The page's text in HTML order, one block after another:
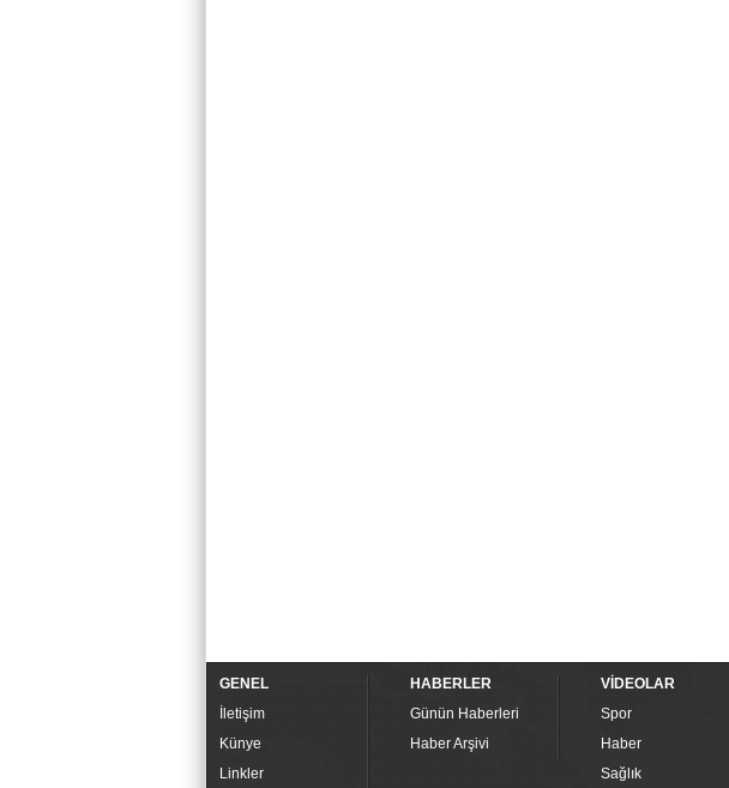
GENEL
İletişim
Künye
Linkler
HABERLER
Günün Haberleri
Haber Arşivi
VİDEOLAR
Spor
Haber
Sağlık